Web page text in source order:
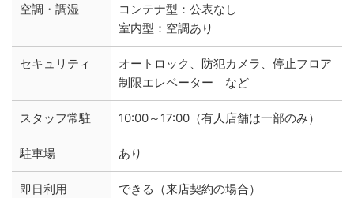
空調・調湿
コンテナ型：公表なし
室内型：空調あり
セキュリティ
オートロック、防犯カメラ、停止フロア
制限エレベーター など
スタッフ常駐 10:00～17:00（有人店舗は一部のみ）
駐車場 あり
即日利用 できる（来店契約の場合）